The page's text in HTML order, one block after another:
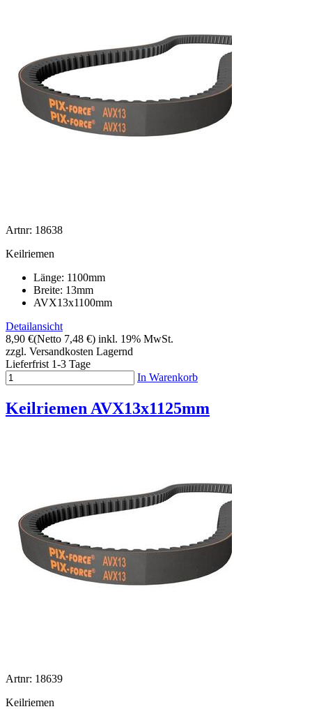
Artnr: 18638
Keilriemen
Länge: 1100mm
Breite: 13mm
AVX13x1100mm
Detailansicht
8,90 €(Netto 7,48 €) inkl. 19% MwSt.
zzgl. Versandkosten Lagernd
Lieferfrist 1-3 Tage
In Warenkorb
Keilriemen AVX13x1125mm
Artnr: 18639
Keilriemen